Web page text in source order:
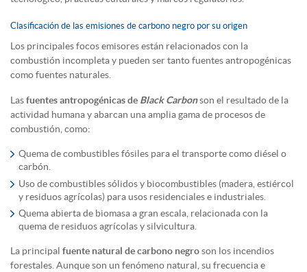
Clasificación de las emisiones de carbono negro por su origen
Los principales focos emisores están relacionados con la
combustión incompleta y pueden ser tanto fuentes antropogénicas
como fuentes naturales.
Lasfuentes antropogénicas de Black Carbonson el resultado de la
actividad humana y abarcan una amplia gama de procesos de
combustión, como:
Quema de combustibles fósiles para el transporte como diésel o
carbón.
Uso de combustibles sólidos y biocombustibles (madera, estiércol
y residuos agrícolas) para usos residenciales e industriales.
Quema abierta de biomasa a gran escala, relacionada con la
quema de residuos agrícolas y silvicultura.
La principal fuente natural de carbono negroson los incendios
forestales. Aunque son un fenómeno natural, su frecuencia e